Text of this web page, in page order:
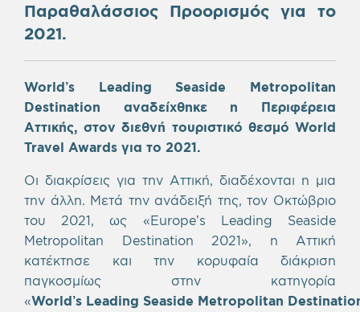
Παραθαλάσσιος Προορισμός για το
2021.
World’s Leading Seaside Metropolitan
Destination αναδείχθηκε η Περιφέρεια
Αττικής, στον διεθνή τουριστικό θεσμό World
Travel Awards για το 2021.
Οι διακρίσεις για την Αττική, διαδέχονται η μια
την άλλη. Μετά την ανάδειξή της, τον Οκτώβριο
του 2021, ως «Europe’s Leading Seaside
Metropolitan Destination 2021», η Αττική
κατέκτησε και την κορυφαία διάκριση
παγκοσμίως στην κατηγορία
«World’s Leading Seaside Metropolitan